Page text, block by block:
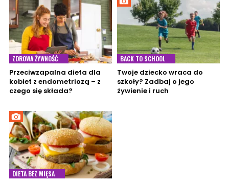
ZDROWA ŻYWNOŚĆ
Przeciwzapalna dieta dla
kobiet z endometriozą – z
czego się składa?
BACK TO SCHOOL
Twoje dziecko wraca do
szkoły? Zadbaj o jego
żywienie i ruch
DIETA BEZ MIĘSA